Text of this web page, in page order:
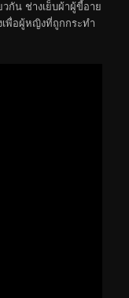
กัน ช่างเย็บผ้าผู้ขี้อาย
พื่อผู้หญิงที่ถูกกระทำ